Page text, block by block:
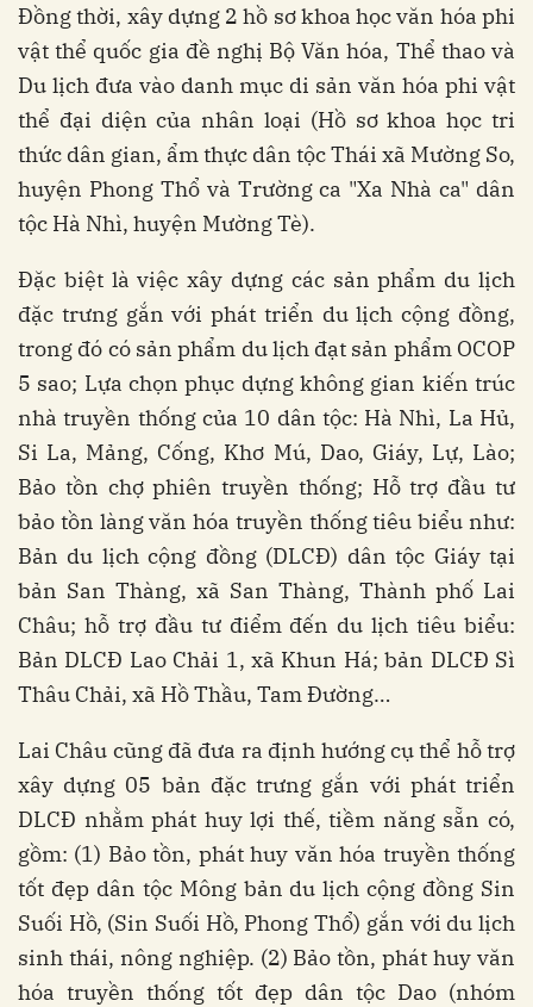
Đồng thời, xây dựng 2 hồ sơ khoa học văn hóa phi
vật thể quốc gia đề nghị Bộ Văn hóa, Thể thao và
Du lịch đưa vào danh mục di sản văn hóa phi vật
thể đại diện của nhân loại (Hồ sơ khoa học tri
thức dân gian, ẩm thực dân tộc Thái xã Mường So,
huyện Phong Thổ và Trường ca "Xa Nhà ca" dân
tộc Hà Nhì, huyện Mường Tè).
Đặc biệt là việc xây dựng các sản phẩm du lịch
đặc trưng gắn với phát triển du lịch cộng đồng,
trong đó có sản phẩm du lịch đạt sản phẩm OCOP
5 sao; Lựa chọn phục dựng không gian kiến trúc
nhà truyền thống của 10 dân tộc: Hà Nhì, La Hủ,
Si La, Mảng, Cống, Khơ Mú, Dao, Giáy, Lự, Lào;
Bảo tồn chợ phiên truyền thống; Hỗ trợ đầu tư
bảo tồn làng văn hóa truyền thống tiêu biểu như:
Bản du lịch cộng đồng (DLCĐ) dân tộc Giáy tại
bản San Thàng, xã San Thàng, Thành phố Lai
Châu; hỗ trợ đầu tư điểm đến du lịch tiêu biểu:
Bản DLCĐ Lao Chải 1, xã Khun Há; bản DLCĐ Sì
Thâu Chải, xã Hồ Thầu, Tam Đường…
Lai Châu cũng đã đưa ra định hướng cụ thể hỗ trợ
xây dựng 05 bản đặc trưng gắn với phát triển
DLCĐ nhằm phát huy lợi thế, tiềm năng sẵn có,
gồm: (1) Bảo tồn, phát huy văn hóa truyền thống
tốt đẹp dân tộc Mông bản du lịch cộng đồng Sin
Suối Hồ, (Sin Suối Hồ, Phong Thổ) gắn với du lịch
sinh thái, nông nghiệp. (2) Bảo tồn, phát huy văn
hóa truyền thống tốt đẹp dân tộc Dao (nhóm